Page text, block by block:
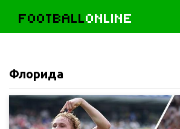
FOOTBALLONLINE
Флорида